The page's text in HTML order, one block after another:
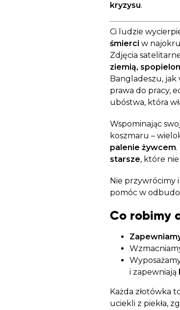
kryzysu.
Ci ludzie
śmierci w
Zdjęcia
ziemią,
Bangladeszu,
prawa do pracy,
ubóstwa, która
Wspominając
koszmaru –
palenie żywcem
starsze, które
Nie przywrócimy
pomóc w
Co robimy
i zapewniają
Każda złotówka
uciekli z piekła,